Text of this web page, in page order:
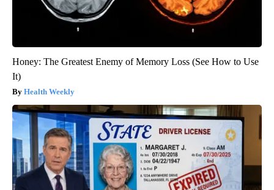
Honey: The Greatest Enemy of Memory Loss (See How to Use
It)
Health Weekly